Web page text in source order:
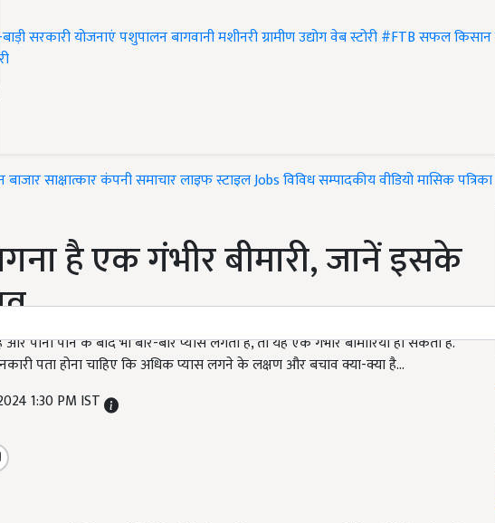
सरकारी योजनाएंपशुपालनबागवानीमशीनरीग्रामीण उद्योगवेब स्टोरी#FTBसफल किसान
बाजारसाक्षात्कारकंपनी समाचारलाइफ स्टाइलJobsविविधसम्पादकीयवीडियोमासिक पत्रिका
है एक गंभीर बीमारी, जानें इसके
पानी पीने के बाद भी बार-बार प्यास लगती है, तो यह एक गंभीर बीमारियां हो सकती है.
पता होना चाहिए कि अधिक प्यास लगने के लक्षण और बचाव क्या-क्या है...
1:30 PM IST